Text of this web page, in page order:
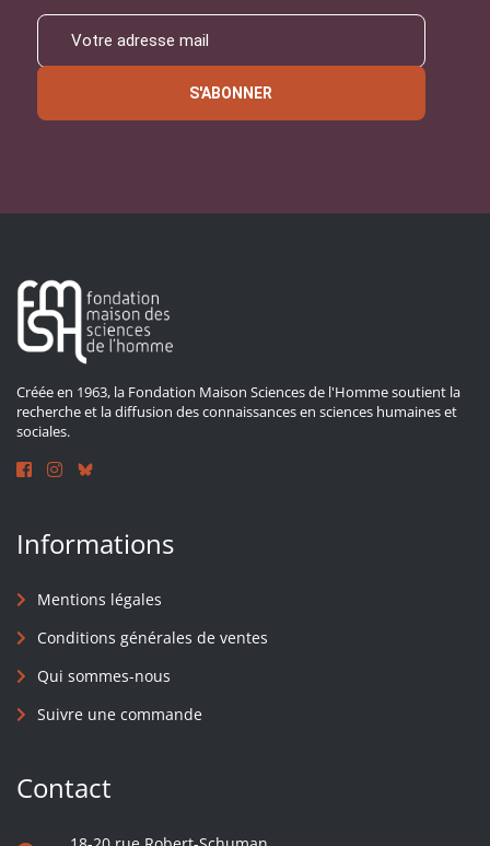
S'ABONNER
Créée en 1963, la Fondation Maison Sciences de l'Homme soutient la
recherche et la diffusion des connaissances en sciences humaines et
sociales.
Informations
Mentions légales
Conditions générales de ventes
Qui sommes-nous
Suivre une commande
Contact